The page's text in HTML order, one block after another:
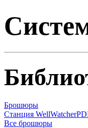
Брошюры
Станция WellWatcher
Все брошюры